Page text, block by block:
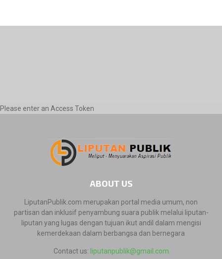
Please enter an Access Token
ABOUT US
LiputanPublik.com merupakan portal media umum, non
partisan dan inklusif penyambung suara publik melalui liputan-
liputan yang lugas dengan tujuan ikut andil dalam mengisi
kemerdekaan dalam berbangsa dan bernegara
Contact us: liputanpublik@gmail.com